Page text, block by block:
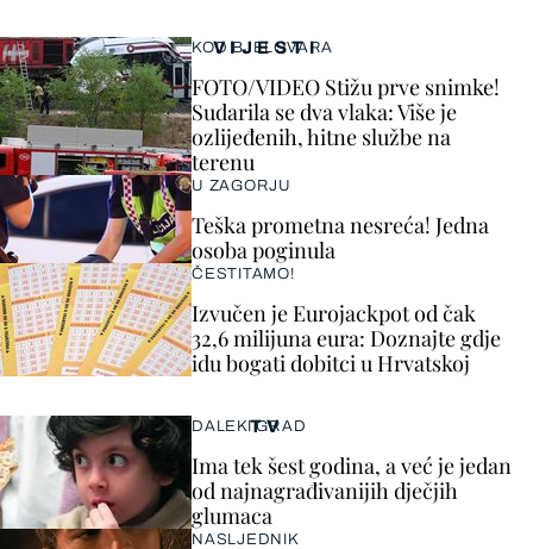
VIJESTI
KOD BJELOVARA
FOTO/VIDEO Stižu prve snimke!
Sudarila se dva vlaka: Više je
ozlijeđenih, hitne službe na
terenu
U ZAGORJU
Teška prometna nesreća! Jedna
osoba poginula
ČESTITAMO!
Izvučen je Eurojackpot od čak
32,6 milijuna eura: Doznajte gdje
idu bogati dobitci u Hrvatskoj
TV
DALEKI GRAD
Ima tek šest godina, a već je jedan
od najnagrađivanijih dječjih
glumaca
NASLJEDNIK